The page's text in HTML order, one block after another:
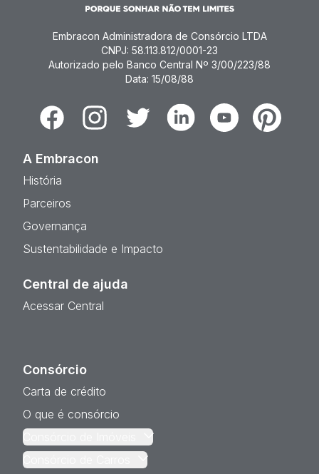
Embracon Administradora de Consórcio LTDA
CNPJ: 58.113.812/0001-23
Autorizado pelo Banco Central Nº 3/00/223/88
Data: 15/08/88
FacebookInstagramTwitter LinkedinYoutubePinterest
A Embracon
História
Parceiros
Governança
Sustentabilidade e Impacto
Central de ajuda
Acessar Central
Consórcio
Carta de crédito
O que é consórcio
Consórcio de Imóveis
Consórcio de Carros